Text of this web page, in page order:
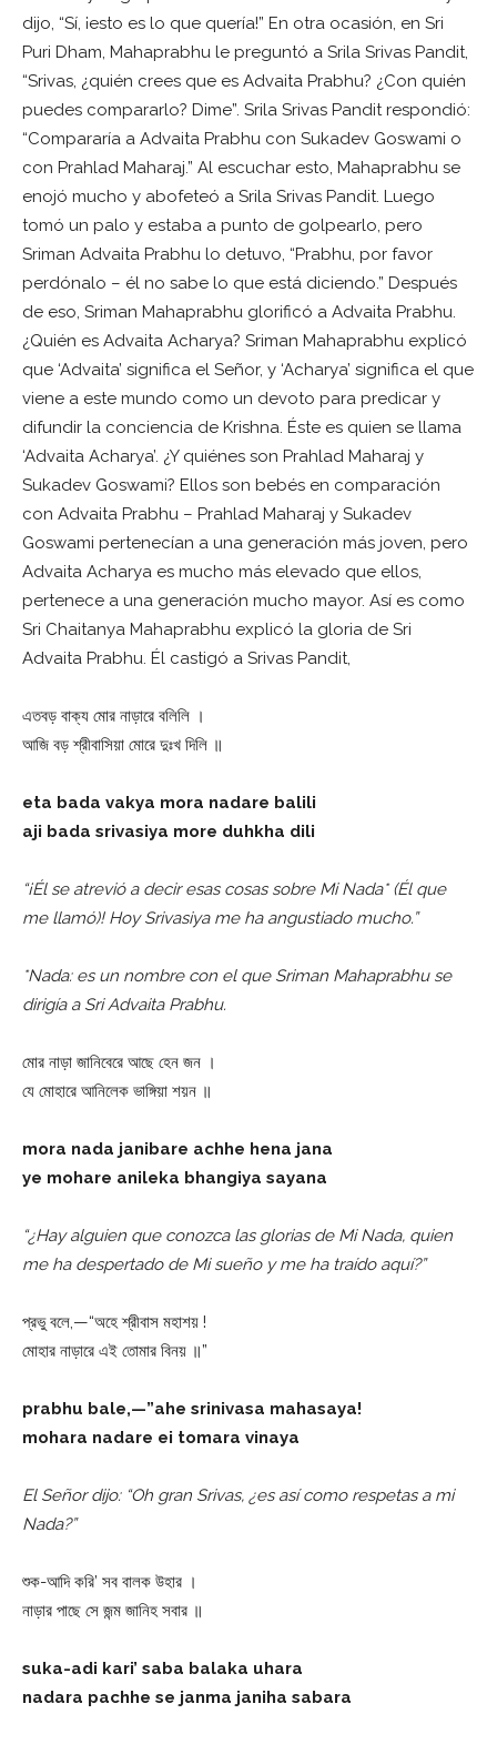
dijo, “Sí, ¡esto es lo que quería!” En otra ocasión, en Sri
Puri Dham, Mahaprabhu le preguntó a Srila Srivas Pandit,
“Srivas, ¿quién crees que es Advaita Prabhu? ¿Con quién
puedes compararlo? Dime”. Srila Srivas Pandit respondió:
“Compararía a Advaita Prabhu con Sukadev Goswami o
con Prahlad Maharaj.” Al escuchar esto, Mahaprabhu se
enojó mucho y abofeteó a Srila Srivas Pandit. Luego
tomó un palo y estaba a punto de golpearlo, pero
Sriman Advaita Prabhu lo detuvo, “Prabhu, por favor
perdónalo – él no sabe lo que está diciendo.” Después
de eso, Sriman Mahaprabhu glorificó a Advaita Prabhu.
¿Quién es Advaita Acharya? Sriman Mahaprabhu explicó
que ‘Advaita’ significa el Señor, y ‘Acharya’ significa el que
viene a este mundo como un devoto para predicar y
difundir la conciencia de Krishna. Éste es quien se llama
‘Advaita Acharya’. ¿Y quiénes son Prahlad Maharaj y
Sukadev Goswami? Ellos son bebés en comparación
con Advaita Prabhu – Prahlad Maharaj y Sukadev
Goswami pertenecían a una generación más joven, pero
Advaita Acharya es mucho más elevado que ellos,
pertenece a una generación mucho mayor. Así es como
Sri Chaitanya Mahaprabhu explicó la gloria de Sri
Advaita Prabhu. Él castigó a Srivas Pandit,
এতবড় বাক্য মোর নাড়ারে বলিলি ।
আজি বড় শ্রীবাসিয়া মোরে দুঃখ দিলি ॥
eta bada vakya mora nadare balili
aji bada srivasiya more duhkha dili
“¡Él se atrevió a decir esas cosas sobre Mi Nada* (Él que
me llamó)! Hoy Srivasiya me ha angustiado mucho.”
*Nada: es un nombre con el que Sriman Mahaprabhu se
dirigía a Sri Advaita Prabhu.
মোর নাড়া জানিবেরে আছে হেন জন ।
যে মোহারে আনিলেক ভাঙ্গিয়া শয়ন ॥
mora nada janibare achhe hena jana
ye mohare anileka bhangiya sayana
“¿Hay alguien que conozca las glorias de Mi Nada, quien
me ha despertado de Mi sueño y me ha traído aquí?”
প্রভু বলে,—“অহে শ্রীবাস মহাশয় !
মোহার নাড়ারে এই তোমার বিনয় ॥”
prabhu bale,—”ahe srinivasa mahasaya!
mohara nadare ei tomara vinaya
El Señor dijo: “Oh gran Srivas, ¿es así como respetas a mi
Nada?”
শুক-আদি করি’ সব বালক উহার ।
নাড়ার পাছে সে জন্ম জানিহ সবার ॥
suka-adi kari’ saba balaka uhara
nadara pachhe se janma janiha sabara